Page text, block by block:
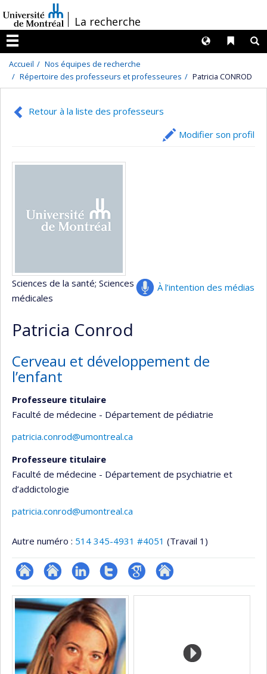
au
contenu
/La recherche
Menu
Liens
Langues
Accueil
Nos équipes de recherche
Répertoire des professeurs et professeures
Patricia CONROD
Retour à la liste des professeurs
Modifier son profil
À l’intention des médias
Sciences de la santé; Sciences
médicales
Patricia Conrod
Cerveau et développement de
l’enfant
Professeure titulaire
Faculté de médecine - Département de pédiatrie
patricia.conrod@umontreal.ca
Professeure titulaire
Faculté de médecine - Département de psychiatrie et
d’addictologie
patricia.conrod@umontreal.ca
Autre numéro : 514 345-4931 #4051 (Travail 1)
ResearchGate
Site
web
de
l’unité
de
recherche
LinkedInCompte
Twitter
GoogleAutre
Médias